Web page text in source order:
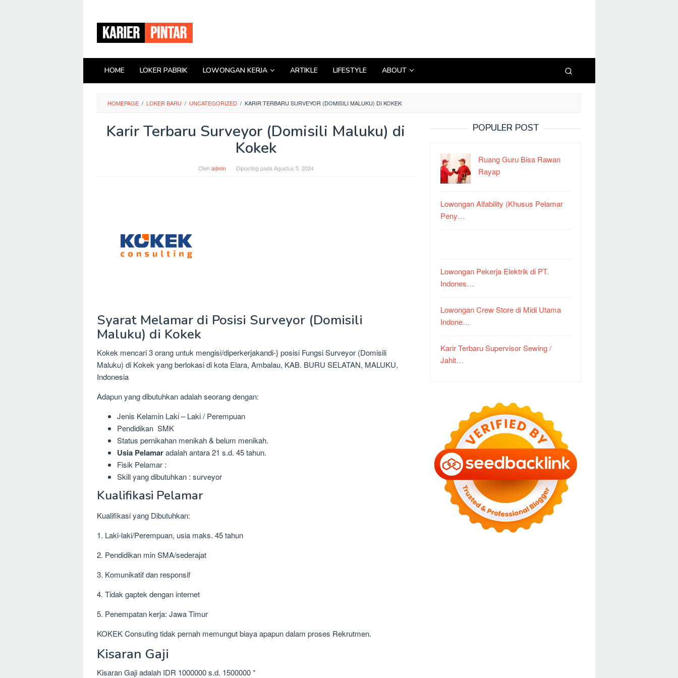
konten
HOME LOKER PABRIK LOWONGAN KERJA ARTIKLE LIFESTYLE ABOUT
HOMEPAGE / LOKER BARU / UNCATEGORIZED / KARIR TERBARU SURVEYOR (DOMISILI MALUKU) DI KOKEK
Karir Terbaru Surveyor (Domisili Maluku) di
Kokek
Olehadmin Diposting pada Agustus 5, 2024
Syarat Melamar di Posisi Surveyor (Domisili
Maluku) di Kokek
Kokek mencari 3 orang untuk mengisi/diperkerjakandi-} posisi Fungsi Surveyor (Domisili
Maluku) di Kokek yang berlokasi di kota Elara, Ambalau, KAB. BURU SELATAN, MALUKU,
Indonesia
Adapun yang dibutuhkan adalah seorang dengan:
Jenis Kelamin Laki – Laki / Perempuan
Pendidikan SMK
Status pernikahan menikah & belum menikah.
Usia Pelamaradalah antara 21 s.d. 45 tahun.
Fisik Pelamar :
Skill yang dibutuhkan : surveyor
Kualifikasi Pelamar
Kualifikasi yang Dibutuhkan:
1. Laki-laki/Perempuan, usia maks. 45 tahun
2. Pendidikan min SMA/sederajat
3. Komunikatif dan responsif
4. Tidak gaptek dengan internet
5. Penempatan kerja: Jawa Timur
KOKEK Consuting tidak pernah memungut biaya apapun dalam proses Rekrutmen.
Kisaran Gaji
Kisaran Gaji adalah IDR 1000000 s.d. 1500000 *
POPULER POST
Ruang Guru Bisa Rawan
Rayap
Lowongan Alfability (Khusus Pelamar
Peny…
Lowongan Pekerja Elektrik di PT.
Indones…
Lowongan Crew Store di Midi Utama
Indone…
Karir Terbaru Supervisor Sewing /
Jahit…